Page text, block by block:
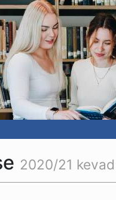
2020/21 kevad